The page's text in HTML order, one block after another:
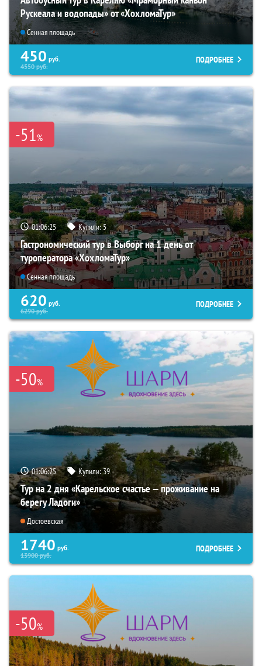
Рускеала и водопады» от «ХохломаТур»
Сенная площадь
450 руб.
4550руб.
ПОДРОБНЕЕ
-51%
01:06:23 Купили:5
Гастрономический тур в Выборг на 1 день от
туроператора «ХохломаТур»
Сенная площадь
620 руб.
6290руб.
ПОДРОБНЕЕ
-50%
01:06:23 Купили:39
Тур на 2 дня «Карельское счастье — проживание на
берегу Ладоги»
Достоевская
1740 руб.
13900руб.
ПОДРОБНЕЕ
-50%